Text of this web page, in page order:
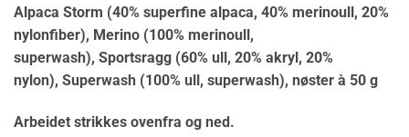
Alpaca Storm (40% superfine alpaca, 40% merinoull, 20%
nylonfiber), Merino (100% merinoull,
superwash), Sportsragg (60% ull, 20% akryl, 20%
nylon), Superwash (100% ull, superwash), nøster à 50 g
Arbeidet strikkes ovenfra og ned.